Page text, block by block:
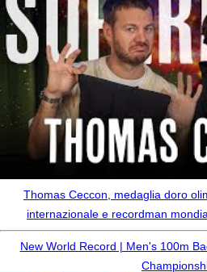
Thomas Ceccon, medaglia doro
internazionale e recordman
New World Record | Men's 100m